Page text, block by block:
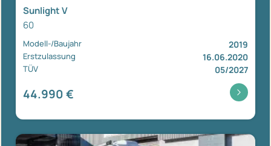
Sunlight V
60
Modell-/Baujahr 2019
Erstzulassung 16.06.2020
TÜV 05/2027
44.990 €